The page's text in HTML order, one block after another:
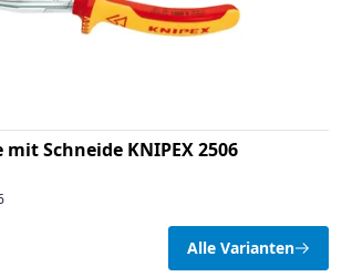
Schneide KNIPEX 2506
Alle Varianten